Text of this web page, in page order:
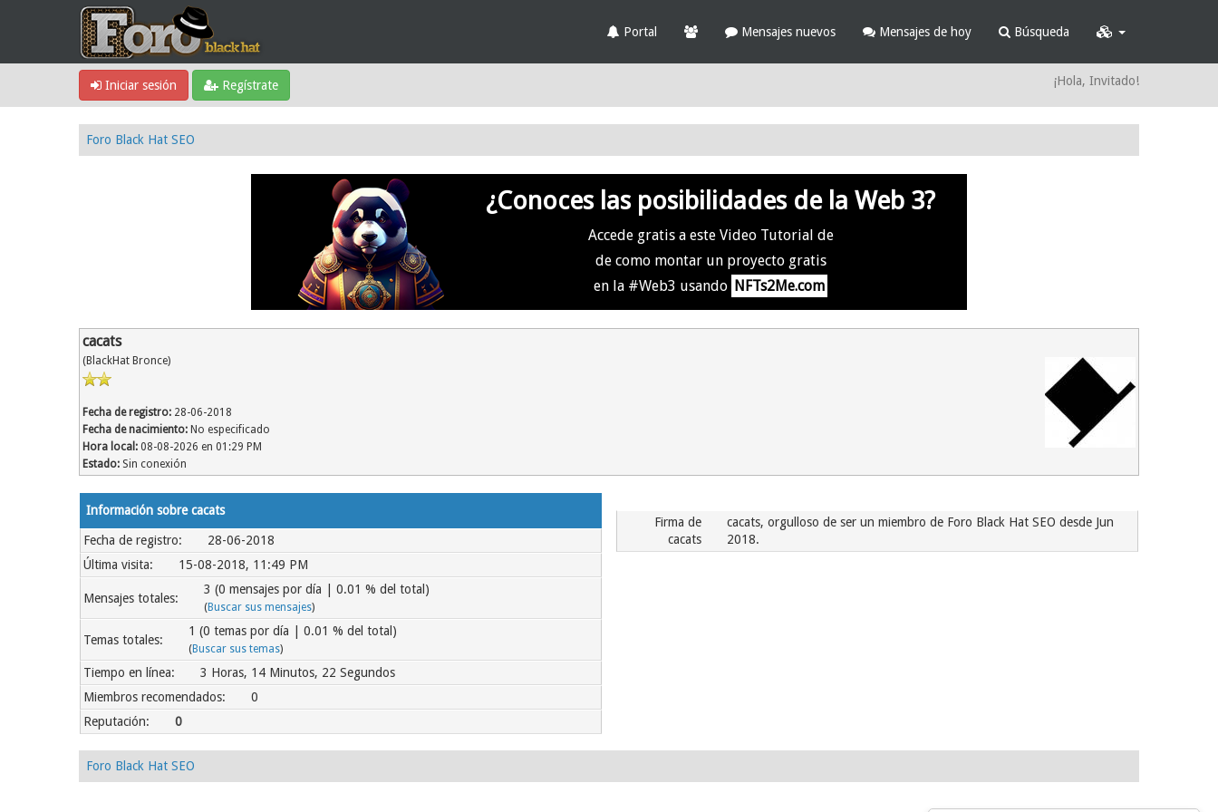
Portal Mensajes nuevos Mensajes de hoy Búsqueda
Iniciar sesión Regístrate ¡Hola, Invitado!
Foro Black Hat SEO
¿Conoces las posibilidades de la Web 3?
Accede gratis a este Video Tutorial de
de como montar un proyecto gratis
en la #Web3 usando NFTs2Me.com
cacats
(BlackHat Bronce)
Fecha de registro: 28-06-2018
Fecha de nacimiento: No especificado
Hora local: 08-08-2026 en 01:29 PM
Estado: Sin conexión
Información sobre cacats
Fecha de registro:
28-06-2018
Última visita:
15-08-2018, 11:49 PM
Mensajes totales:
3 (0 mensajes por día | 0.01 % del total)
(Buscar sus mensajes)
Temas totales:
1 (0 temas por día | 0.01 % del total)
(Buscar sus temas)
Tiempo en línea:
3 Horas, 14 Minutos, 22 Segundos
Miembros recomendados:
0
Reputación:
0
Firma de
cacats
cacats, orgulloso de ser un miembro de Foro Black Hat SEO desde Jun
2018.
Foro Black Hat SEO